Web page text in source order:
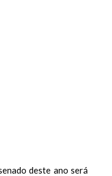
deste ano será